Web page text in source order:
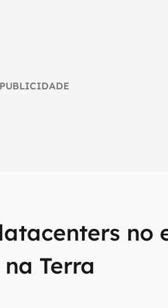
PUBLICIDADE
no
Terra
e reviews sobre tecnologia